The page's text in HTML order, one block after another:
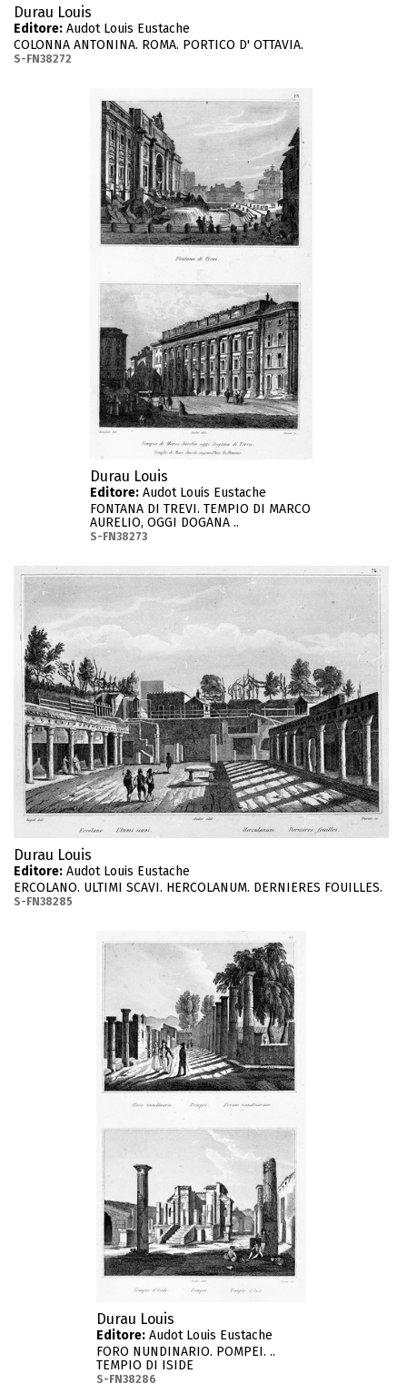
Durau Louis
Editore: Audot Louis Eustache
COLONNA ANTONINA. ROMA. PORTICO D' OTTAVIA.
S-FN38272
Durau Louis
Editore: Audot Louis Eustache
FONTANA DI TREVI. TEMPIO DI MARCO
AURELIO, OGGI DOGANA ..
S-FN38273
Durau Louis
Editore: Audot Louis Eustache
ERCOLANO. ULTIMI SCAVI. HERCOLANUM. DERNIERES FOUILLES.
S-FN38285
Durau Louis
Editore: Audot Louis Eustache
FORO NUNDINARIO. POMPEI. ..
TEMPIO DI ISIDE
S-FN38286